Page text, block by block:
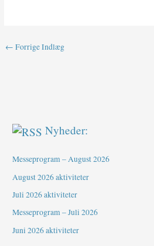
← Forrige Indlæg
Nyheder:
Messeprogram – August 2026
August 2026 aktiviteter
Juli 2026 aktiviteter
Messeprogram – Juli 2026
Juni 2026 aktiviteter